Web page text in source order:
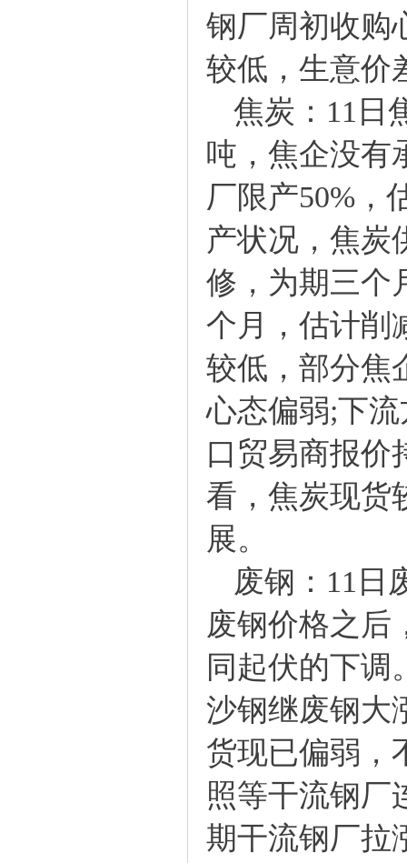
钢厂周初收购
较低，生意价
焦炭：11日
吨，焦企没有
厂限产50%，
产状况，焦炭
修，为期三个
个月，估计削
较低，部分焦
心态偏弱;下
口贸易商报价
看，焦炭现货
展。
废钢：11日
废钢价格之后
同起伏的下调
沙钢继废钢大
货现已偏弱，
照等干流钢厂
期干流钢厂拉